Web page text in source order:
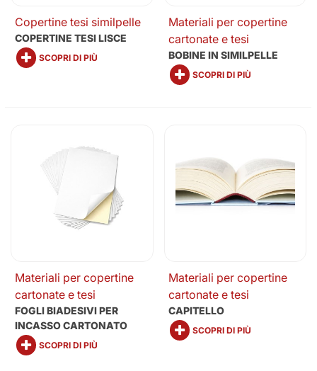
Copertine tesi similpelle
COPERTINE TESI LISCE
SCOPRI DI PIÙ
Materiali per copertine
cartonate e tesi
BOBINE IN SIMILPELLE
SCOPRI DI PIÙ
Materiali per copertine
cartonate e tesi
FOGLI BIADESIVI PER
INCASSO CARTONATO
SCOPRI DI PIÙ
Materiali per copertine
cartonate e tesi
CAPITELLO
SCOPRI DI PIÙ